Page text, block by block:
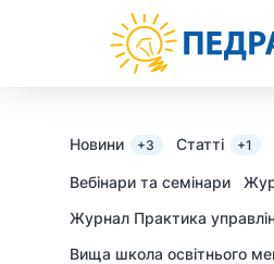
Новини +3 Статті +1
Вебінари та семінари
Журнал Практика
Вища школа освітнього